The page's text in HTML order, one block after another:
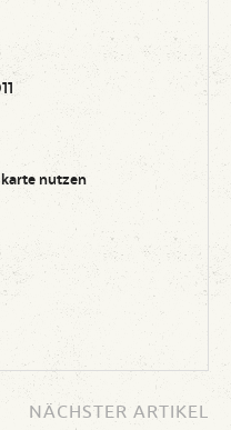
nutzen
NÄCHSTER ARTIKEL